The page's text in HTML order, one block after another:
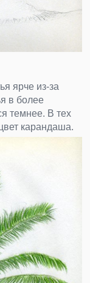
ярче из-за
в более
темнее. В тех
карандаша.